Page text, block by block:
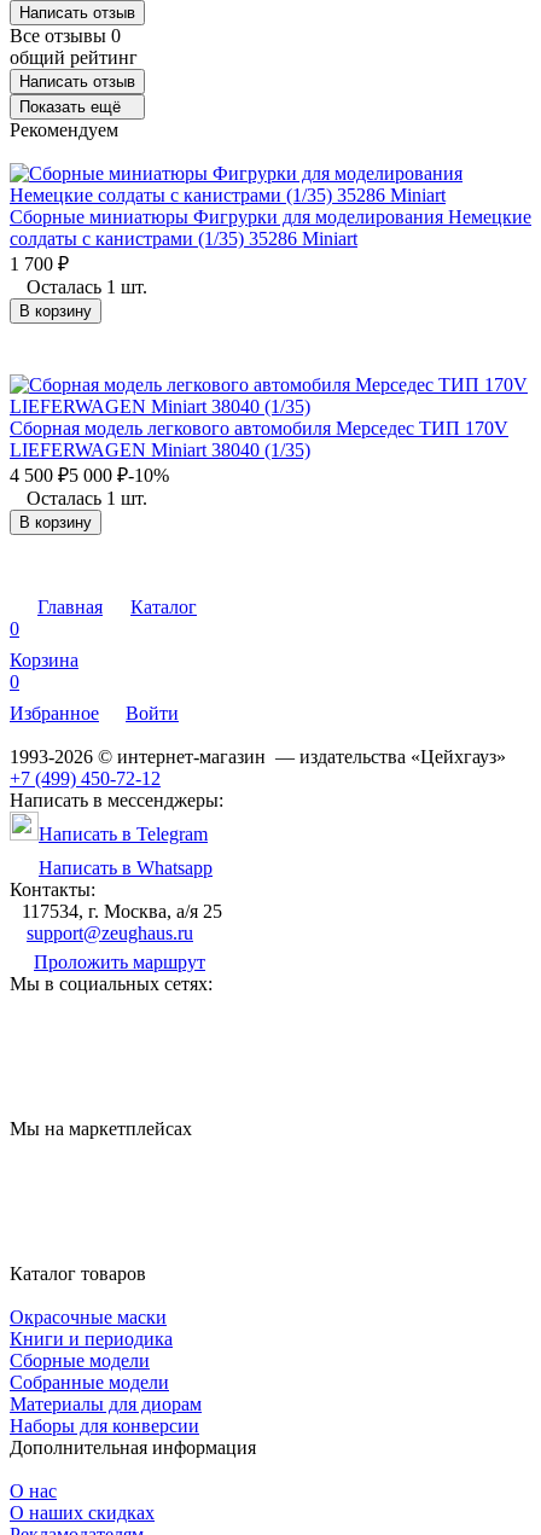
Написать отзыв
Все отзывы 0
общий рейтинг
Написать отзыв
Показать ещё
Рекомендуем
Сборные миниатюры Фигрурки для моделирования Немецкие
солдаты с канистрами (1/35) 35286 Miniart
1 700 ₽
Осталась 1 шт.
В корзину
Сборная модель легкового автомобиля Мерседес ТИП 170V
LIEFERWAGEN Miniart 38040 (1/35)
4 500 ₽5 000 ₽-10%
Осталась 1 шт.
В корзину
Главная
Каталог
0
Корзина
0
Избранное
Войти
1993-2026 © интернет-магазин — издательства «Цейхгауз»
+7 (499) 450-72-12
Написать в мессенджеры:
Написать в Telegram
Написать в Whatsapp
Контакты:
117534, г. Москва, а/я 25
support@zeughaus.ru
Проложить маршрут
Мы в социальных сетях:
Мы на маркетплейсах
Каталог товаров
Окрасочные маски
Книги и периодика
Сборные модели
Собранные модели
Материалы для диорам
Наборы для конверсии
Дополнительная информация
О нас
О наших скидках